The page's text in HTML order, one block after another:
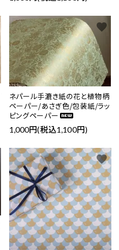
ネパール手漉き紙の花と植物柄
ペーパー/あさぎ色/包装紙/ラッ
ピングペーパー
1,000円(税込1,100円)
favorite
favorite